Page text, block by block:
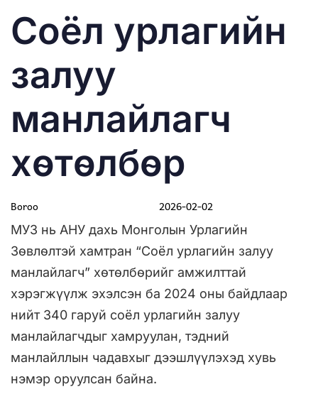
IN:
Соёл урлагийн
залуу
манлайлагч
хөтөлбөр
Boroo
on:
2026-02-02
МУЗ нь АНУ дахь Монголын Урлагийн
Зөвлөлтэй хамтран “Соёл урлагийн залуу
манлайлагч” хөтөлбөрийг амжилттай
хэрэгжүүлж эхэлсэн ба 2024 оны байдлаар
нийт 340 гаруй соёл урлагийн залуу
манлайлагчдыг хамруулан, тэдний
манлайллын чадавхыг дээшлүүлэхэд хувь
нэмэр оруулсан байна.